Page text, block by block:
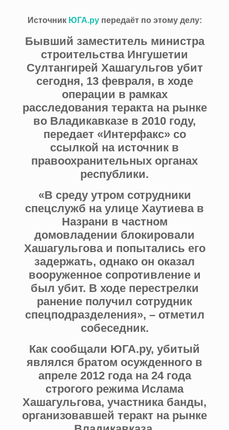
Источник ЮГА.рупередаёт по этому делу:
Бывший заместитель министра
строительства Ингушетии
Султангирей Хашагульгов убит
сегодня, 13 февраля, в ходе
операции в рамках
расследования теракта на рынке
во Владикавказе в 2010 году,
передает «Интерфакс» со
ссылкой на источник в
правоохранительных органах
республики.
«В среду утром сотрудники
спецслужб на улице Хаутиева в
Назрани в частном
домовладении блокировали
Хашагульгова и попытались его
задержать, однако он оказал
вооруженное сопротивление и
был убит. В ходе перестрелки
ранение получил сотрудник
спецподразделения», – отметил
собеседник.
Как сообщали ЮГА.ру, убитый
являлся братом осужденного в
апреле 2012 года на 24 года
строгого режима Ислама
Хашагульгова, участника банды,
организовавшей теракт на рынке